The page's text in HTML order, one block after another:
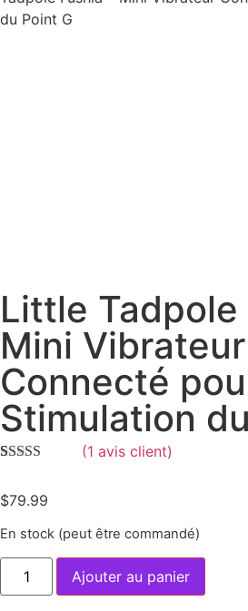
du Point G
Little Tadpole
Mini Vibrateur
Connecté
Stimulation
sur
client
(1 avis client)
$79.99
En stock (peut être commandé)
Ajouter au panier